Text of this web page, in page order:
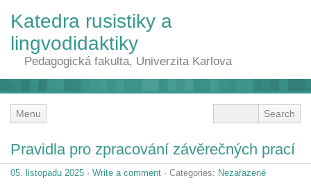
Katedra rusistiky a
lingvodidaktiky
Pedagogická fakulta, Univerzita Karlova
Menu
Pravidla pro zpracování závěrečných prací
05. listopadu 2025 · Write a comment · Categories: Nezařazené